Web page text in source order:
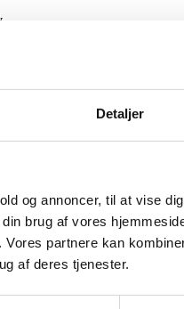
Detaljer
og annoncer, til at vise
brug af vores
partnere kan
af deres tjenester.